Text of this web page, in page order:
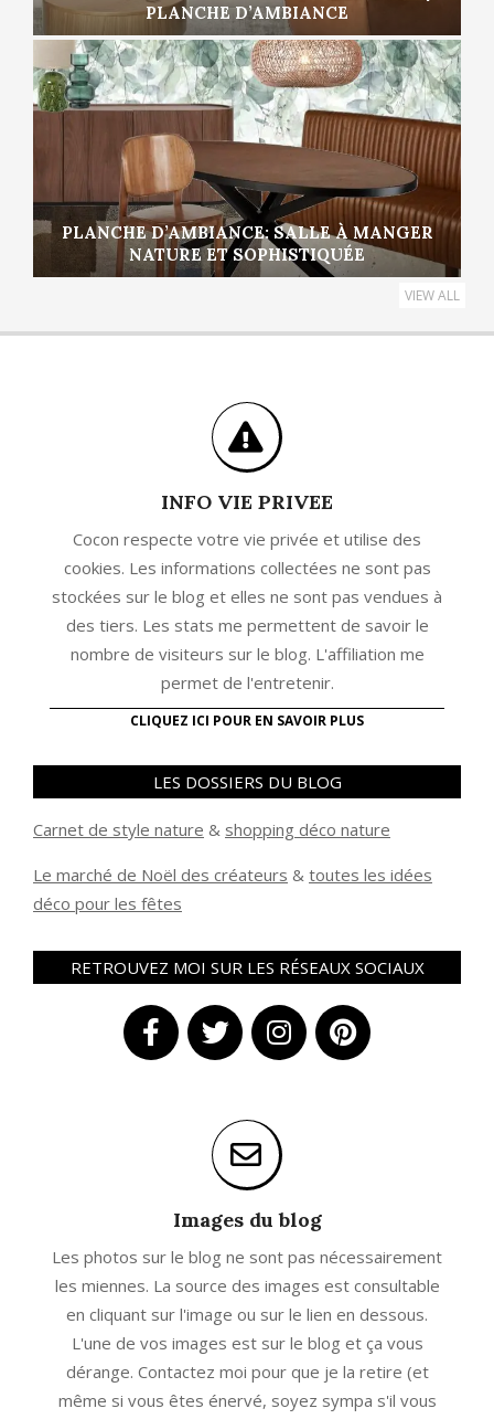
PLANCHE D’AMBIANCE
PLANCHE D’AMBIANCE: SALLE À MANGER
NATURE ET SOPHISTIQUÉE
VIEW ALL
INFO VIE PRIVEE
Cocon respecte votre vie privée et utilise des
cookies. Les informations collectées ne sont pas
stockées sur le blog et elles ne sont pas vendues à
des tiers. Les stats me permettent de savoir le
nombre de visiteurs sur le blog. L'affiliation me
permet de l'entretenir.
CLIQUEZ ICI POUR EN SAVOIR PLUS
LES DOSSIERS DU BLOG
Carnet de style nature & shopping déco nature
Le marché de Noël des créateurs & toutes les idées
déco pour les fêtes
RETROUVEZ MOI SUR LES RÉSEAUX SOCIAUX
Images du blog
Les photos sur le blog ne sont pas nécessairement
les miennes. La source des images est consultable
en cliquant sur l'image ou sur le lien en dessous.
L'une de vos images est sur le blog et ça vous
dérange. Contactez moi pour que je la retire (et
même si vous êtes énervé, soyez sympa s'il vous